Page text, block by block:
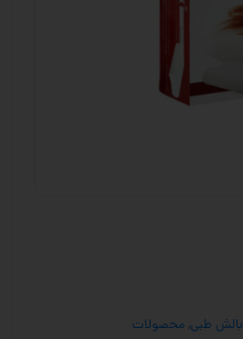
بالش طبی محصولات